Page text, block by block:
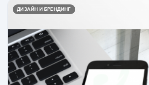
ДИЗАЙН И БРЕНДИНГ